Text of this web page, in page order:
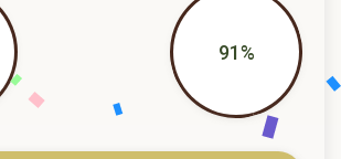
91%